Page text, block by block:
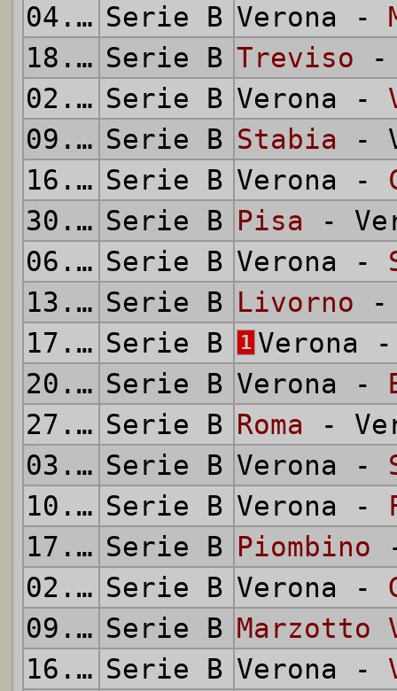
04.11.1951 Serie B Verona -
18.11.1951 Serie B Treviso -
02.12.1951 Serie B Verona -
09.12.1951 Serie B Stabia -
16.12.1951 Serie B Verona -
30.12.1951 Serie B Pisa -
06.01.1952 Serie B Verona -
13.01.1952 Serie B Livorno -
17.01.1952 Serie B 1 Verona
20.01.1952 Serie B Verona -
27.01.1952 Serie B Roma -
03.02.1952 Serie B Verona -
10.02.1952 Serie B Verona -
17.02.1952 Serie B Piombino
02.03.1952 Serie B Verona -
09.03.1952 Serie B Marzotto
16.03.1952 Serie B Verona -